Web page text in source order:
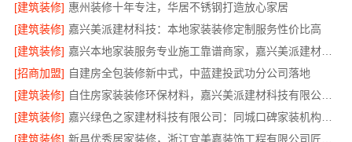
[建筑装修] 惠州装修十年专注，华居不锈钢打造放心家居
[建筑装修] 嘉兴美派建材科技：本地家装装修定制服务性价比高
[建筑装修]
嘉兴本地家装服务专业施工靠谱商家，嘉兴美派建材科技有限公司自有班组
[招商加盟] 自建房全包装修新中式，中蓝建投武功分公司落地
[建筑装修]
自住房家装装修环保材料，嘉兴美派建材科技有限公司绿色建材优选
[建筑装修]
[建筑装修]